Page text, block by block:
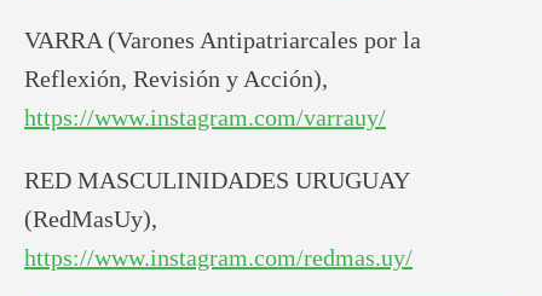
VARRA (Varones Antipatriarcales por la
Reflexión, Revisión y Acción),
https://www.instagram.com/varrauy/
RED MASCULINIDADES URUGUAY
(RedMasUy),
https://www.instagram.com/redmas.uy/